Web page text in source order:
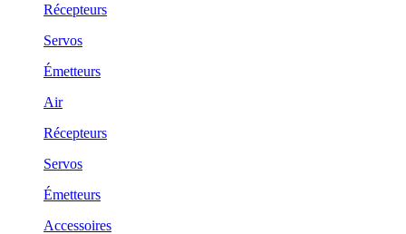
Récepteurs
Servos
Émetteurs
Air
Récepteurs
Servos
Émetteurs
Accessoires